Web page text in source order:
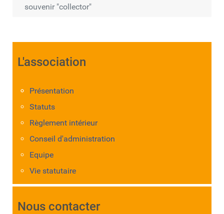
souvenir "collector"
L'association
Présentation
Statuts
Règlement intérieur
Conseil d'administration
Equipe
Vie statutaire
Nous contacter